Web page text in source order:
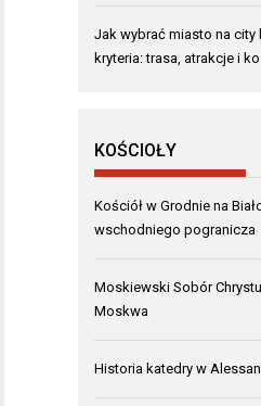
Jak wybrać miasto na
kryteria: trasa, atrakcje i
KOŚCIOŁY
Kościół w Grodnie na
wschodniego pogranicza
Moskiewski Sobór
Moskwa
Historia katedry w